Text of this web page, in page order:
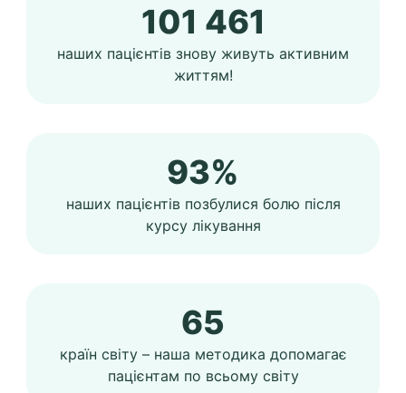
101 461
наших пацієнтів знову живуть активним
життям!
93%
наших пацієнтів позбулися болю після
курсу лікування
65
країн світу – наша методика допомагає
пацієнтам по всьому світу